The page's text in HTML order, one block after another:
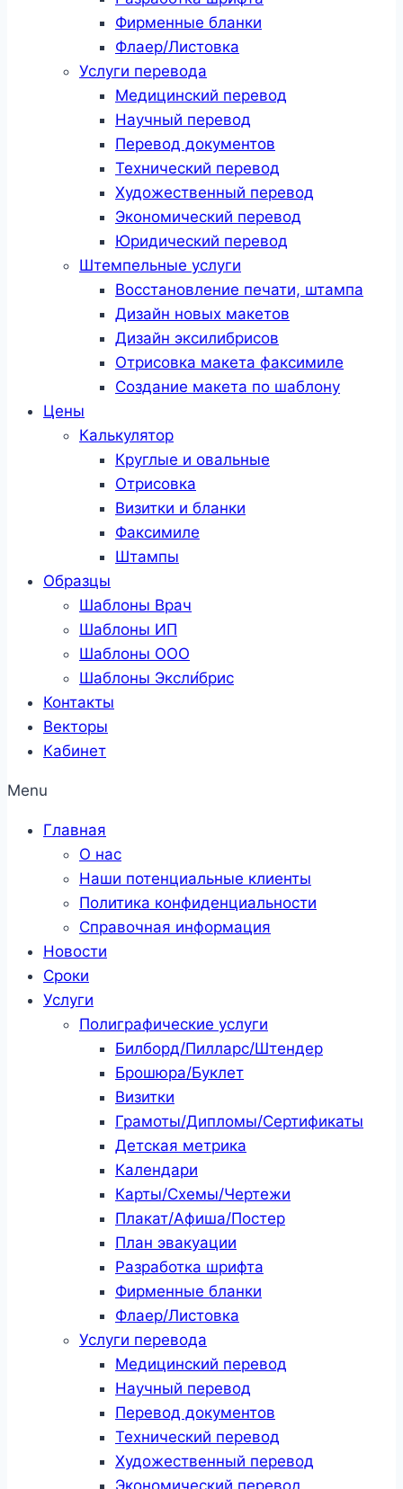
Фирменные бланки
Флаер/Листовка
Услуги перевода
Медицинский перевод
Научный перевод
Перевод документов
Технический перевод
Художественный перевод
Экономический перевод
Юридический перевод
Штемпельные услуги
Восстановление печати, штампа
Дизайн новых макетов
Дизайн эксилибрисов
Отрисовка макета факсимиле
Создание макета по шаблону
Цены
Калькулятор
Круглые и овальные
Отрисовка
Визитки и бланки
Факсимиле
Штампы
Образцы
Шаблоны Врач
Шаблоны ИП
Шаблоны ООО
Шаблоны Эксли́брис
Контакты
Векторы
Кабинет
Menu
Главная
О нас
Наши потенциальные клиенты
Политика конфиденциальности
Справочная информация
Новости
Сроки
Услуги
Полиграфические услуги
Билборд/Пилларс/Штендер
Брошюра/Буклет
Визитки
Грамоты/Дипломы/Сертификаты
Детская метрика
Календари
Карты/Схемы/Чертежи
Плакат/Афиша/Постер
План эвакуации
Разработка шрифта
Фирменные бланки
Флаер/Листовка
Услуги перевода
Медицинский перевод
Научный перевод
Перевод документов
Технический перевод
Художественный перевод
Экономический перевод